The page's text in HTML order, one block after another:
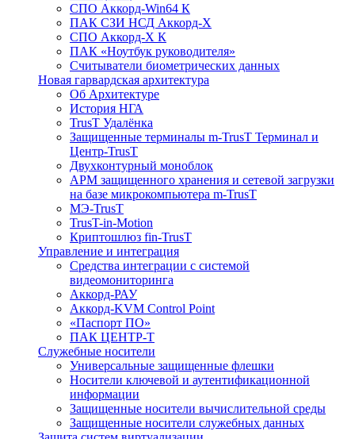
СПО Аккорд-Win64 К
ПАК СЗИ НСД Аккорд-X
СПО Аккорд-X К
ПАК «Ноутбук руководителя»
Cчитыватели биометрических данных
Новая гарвардская архитектура
Об Архитектуре
История НГА
TrusT Удалёнка
Защищенные терминалы m-TrusT Терминал и
Центр-TrusT
Двухконтурный моноблок
АРМ защищенного хранения и сетевой загрузки
на базе микрокомпьютера m-TrusT
МЭ-TrusT
TrusT-in-Motion
Криптошлюз fin-TrusT
Управление и интеграция
Средства интеграции с системой
видеомониторинга
Аккорд-РАУ
Аккорд-KVM Control Point
«Паспорт ПО»
ПАК ЦЕНТР-Т
Служебные носители
Универсальные защищенные флешки
Носители ключевой и аутентификационной
информации
Защищенные носители вычислительной среды
Защищенные носители служебных данных